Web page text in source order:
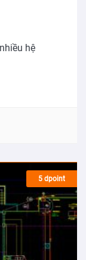
hệ
5 dpoint